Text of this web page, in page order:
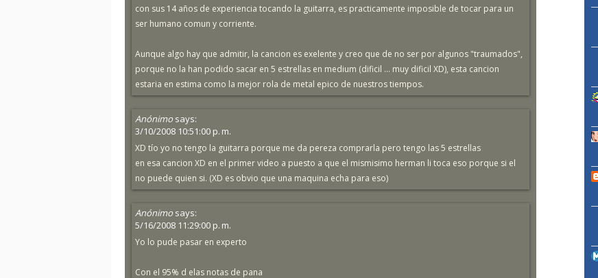
con sus 14 años de experiencia tocando la guitarra, es practicamente imposible de tocar para un
ser humano comun y corriente.
Aunque algo hay que admitir, la cancion es exelente y creo que de no ser por algunos "traumados",
porque no la han podido sacar en 5 estrellas en medium (dificil ... muy dificil XD), esta cancion
estaria en estima como la mejor rola de metal epico de nuestros tiempos.
Anónimo says:
3/10/2008 10:51:00 p. m.
XD tío yo no tengo la guitarra porque me da pereza comprarla pero tengo las 5 estrellas
en esa cancion XD en el primer video a puesto a que el mismisimo herman li toca eso porque si el
no puede quien si. (XD es obvio que una maquina echa para eso)
Anónimo says:
5/16/2008 11:29:00 p. m.
Yo lo pude pasar en experto
Con el 95% d elas notas de pana